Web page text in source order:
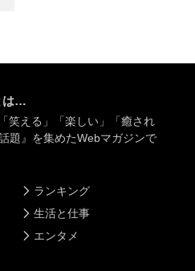
は…
笑える」「楽しい」「癒され
題』を集めたWebマガジンで
ランキング
生活と仕事
エンタメ